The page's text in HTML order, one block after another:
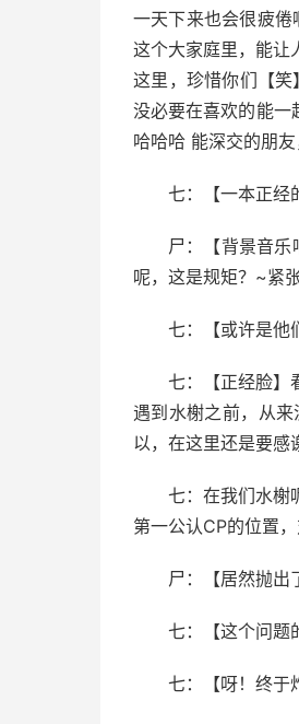
一天下来也会很疲
这个大家庭里，能让
这里，珍惜你们【笑
没必要在喜欢的能一
哈哈哈 能深交的朋
七：【一本正经
尸：【背景音
呢，这是规矩？~紧
七：【或许是他
七：【正经脸】
遇到水榭之前，从
以，在这里还是要感
七：在我们水榭
第一公认CP的位置
尸：【居然抛出
七：【这个问题
七：【呀！终于